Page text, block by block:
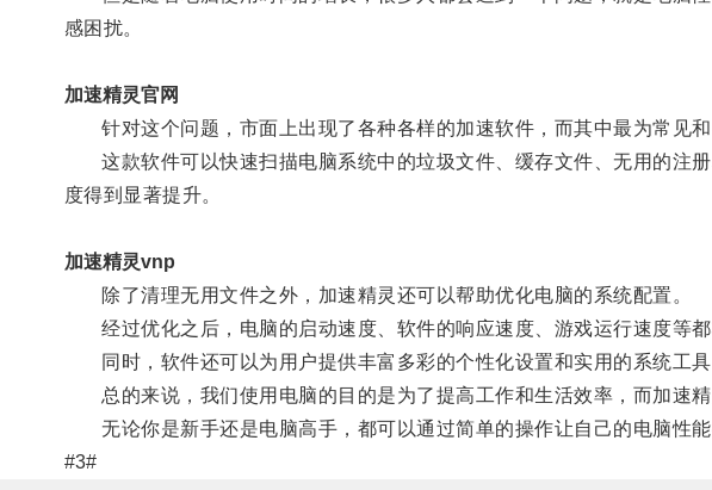
感困扰。
加速精灵官网
针对这个问题，市面上出现了各种各样的加速软件，而其中最为常见和
这款软件可以快速扫描电脑系统中的垃圾文件、缓存文件、无用的注
度得到显著提升。
加速精灵vnp
除了清理无用文件之外，加速精灵还可以帮助优化电脑的系统配置。
经过优化之后，电脑的启动速度、软件的响应速度、游戏运行速度等都
同时，软件还可以为用户提供丰富多彩的个性化设置和实用的系统工具
总的来说，我们使用电脑的目的是为了提高工作和生活效率，而加速精
无论你是新手还是电脑高手，都可以通过简单的操作让自己的电脑性能
#3#